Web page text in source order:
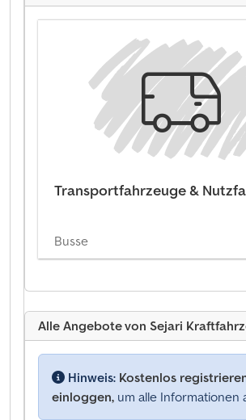
Transportfahrzeuge &
Busse
Alle Angebote von Sejari
Hinweis: Kostenlos
einloggen, um alle Informationen